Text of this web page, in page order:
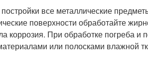
все металлические
поверхности обработайте
коррозия. При обработке погреба и
или полосками влажной